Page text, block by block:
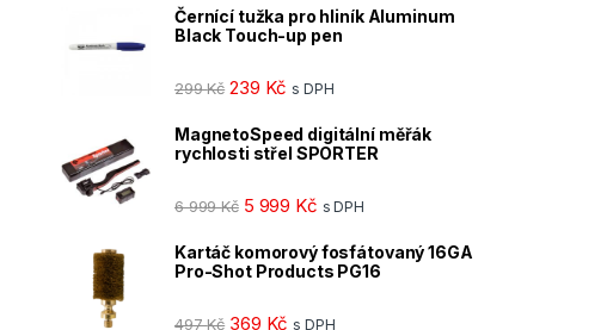
Černící tužka pro hliník Aluminum
Black Touch-up pen
299Kč 239 Kč s DPH
MagnetoSpeed digitální měřák
rychlosti střel SPORTER
6 999Kč 5 999 Kč s DPH
Kartáč komorový fosfátovaný 16GA
Pro-Shot Products PG16
497Kč 369 Kč s DPH